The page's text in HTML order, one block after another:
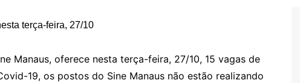
Manaus, oferece nesta terça-feira, 27/10, 15 vagas de
19, os postos do Sine Manaus não estão realizando